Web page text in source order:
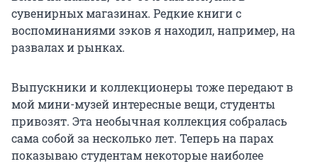
сувенирных магазинах. Редкие книги с
воспоминаниями зэков я находил, например, на
развалах и рынках.
Выпускники и коллекционеры тоже передают в
мой мини-музей интересные вещи, студенты
привозят. Эта необычная коллекция собралась
сама собой за несколько лет. Теперь на парах
показываю студентам некоторые наиболее